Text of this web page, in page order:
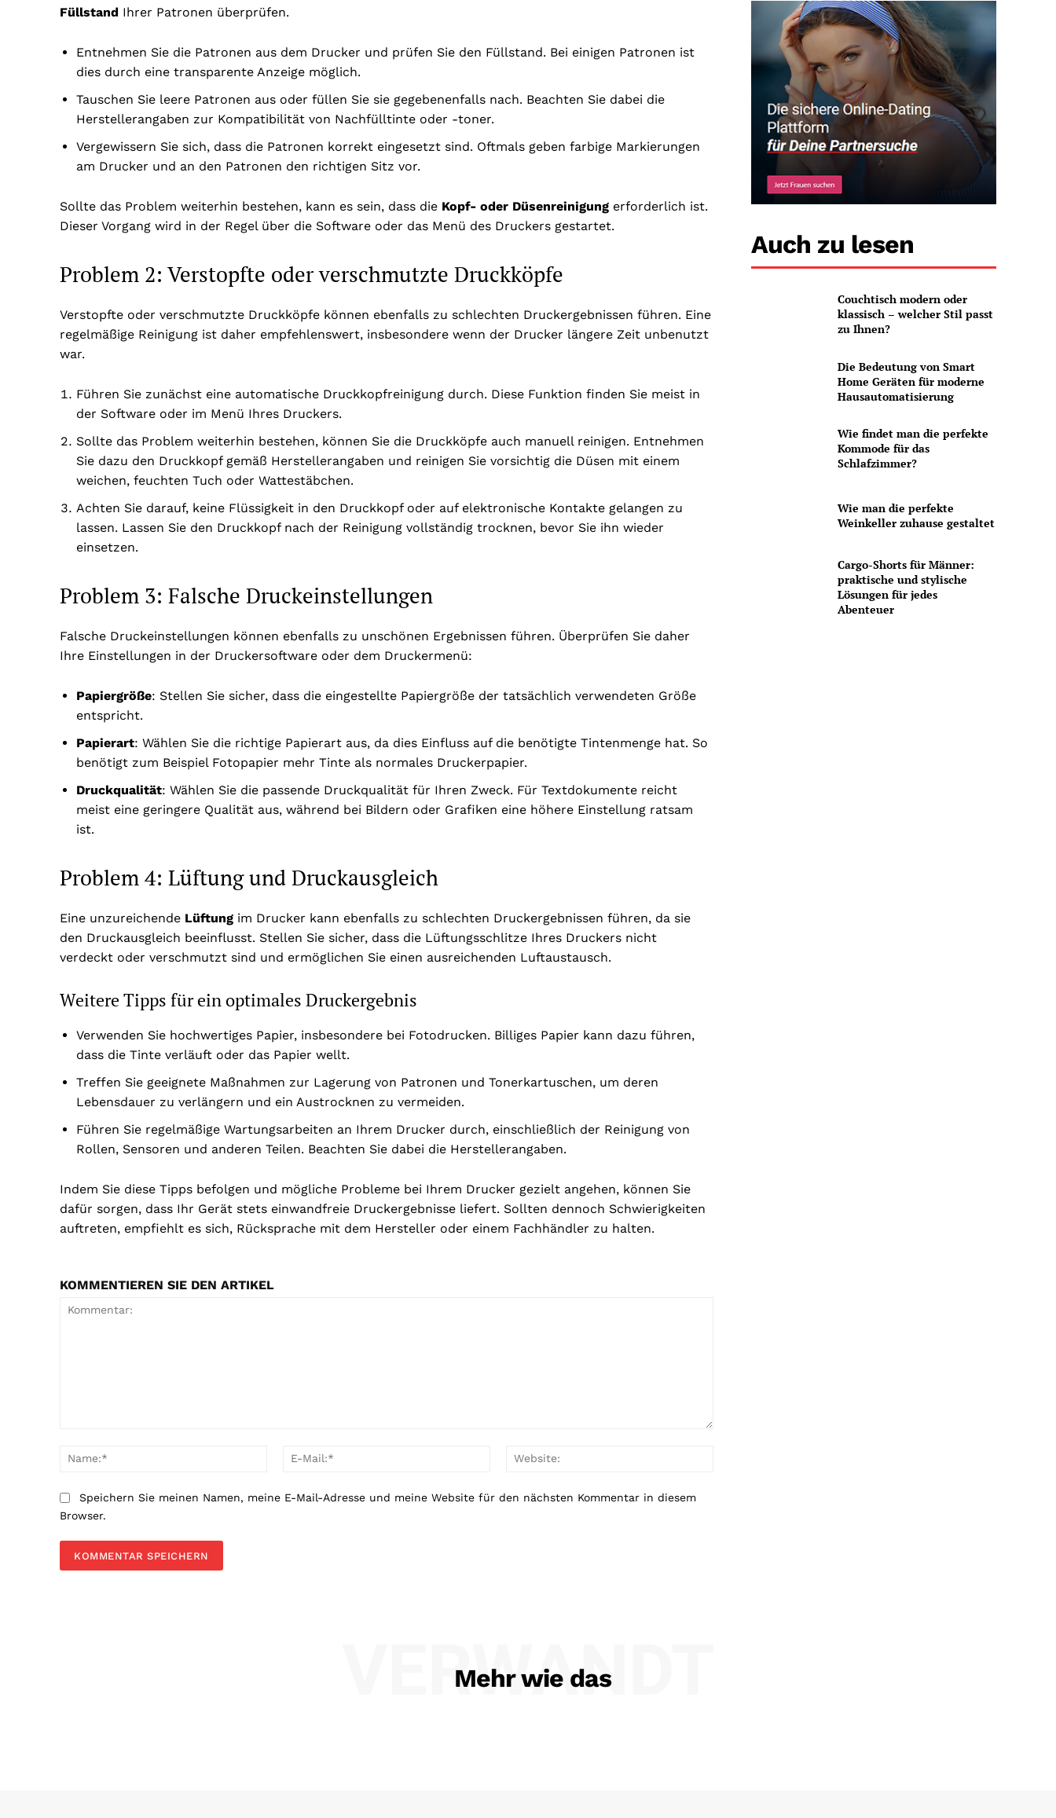
Füllstand Ihrer Patronen überprüfen.
Entnehmen Sie die Patronen aus dem Drucker und prüfen Sie den Füllstand. Bei einigen Patronen ist
dies durch eine transparente Anzeige möglich.
Tauschen Sie leere Patronen aus oder füllen Sie sie gegebenenfalls nach. Beachten Sie dabei die
Herstellerangaben zur Kompatibilität von Nachfülltinte oder -toner.
Vergewissern Sie sich, dass die Patronen korrekt eingesetzt sind. Oftmals geben farbige Markierungen
am Drucker und an den Patronen den richtigen Sitz vor.
Sollte das Problem weiterhin bestehen, kann es sein, dass die Kopf- oder Düsenreinigung erforderlich ist.
Dieser Vorgang wird in der Regel über die Software oder das Menü des Druckers gestartet.
Problem 2: Verstopfte oder verschmutzte Druckköpfe
Verstopfte oder verschmutzte Druckköpfe können ebenfalls zu schlechten Druckergebnissen führen. Eine
regelmäßige Reinigung ist daher empfehlenswert, insbesondere wenn der Drucker längere Zeit unbenutzt
war.
Führen Sie zunächst eine automatische Druckkopfreinigung durch. Diese Funktion finden Sie meist in
der Software oder im Menü Ihres Druckers.
Sollte das Problem weiterhin bestehen, können Sie die Druckköpfe auch manuell reinigen. Entnehmen
Sie dazu den Druckkopf gemäß Herstellerangaben und reinigen Sie vorsichtig die Düsen mit einem
weichen, feuchten Tuch oder Wattestäbchen.
Achten Sie darauf, keine Flüssigkeit in den Druckkopf oder auf elektronische Kontakte gelangen zu
lassen. Lassen Sie den Druckkopf nach der Reinigung vollständig trocknen, bevor Sie ihn wieder
einsetzen.
Problem 3: Falsche Druckeinstellungen
Falsche Druckeinstellungen können ebenfalls zu unschönen Ergebnissen führen. Überprüfen Sie daher
Ihre Einstellungen in der Druckersoftware oder dem Druckermenü:
Papiergröße: Stellen Sie sicher, dass die eingestellte Papiergröße der tatsächlich verwendeten Größe
entspricht.
Papierart: Wählen Sie die richtige Papierart aus, da dies Einfluss auf die benötigte Tintenmenge hat. So
benötigt zum Beispiel Fotopapier mehr Tinte als normales Druckerpapier.
Druckqualität: Wählen Sie die passende Druckqualität für Ihren Zweck. Für Textdokumente reicht
meist eine geringere Qualität aus, während bei Bildern oder Grafiken eine höhere Einstellung ratsam
ist.
Problem 4: Lüftung und Druckausgleich
Eine unzureichende Lüftung im Drucker kann ebenfalls zu schlechten Druckergebnissen führen, da sie
den Druckausgleich beeinflusst. Stellen Sie sicher, dass die Lüftungsschlitze Ihres Druckers nicht
verdeckt oder verschmutzt sind und ermöglichen Sie einen ausreichenden Luftaustausch.
Weitere Tipps für ein optimales Druckergebnis
Verwenden Sie hochwertiges Papier, insbesondere bei Fotodrucken. Billiges Papier kann dazu führen,
dass die Tinte verläuft oder das Papier wellt.
Treffen Sie geeignete Maßnahmen zur Lagerung von Patronen und Tonerkartuschen, um deren
Lebensdauer zu verlängern und ein Austrocknen zu vermeiden.
Führen Sie regelmäßige Wartungsarbeiten an Ihrem Drucker durch, einschließlich der Reinigung von
Rollen, Sensoren und anderen Teilen. Beachten Sie dabei die Herstellerangaben.
Indem Sie diese Tipps befolgen und mögliche Probleme bei Ihrem Drucker gezielt angehen, können Sie
dafür sorgen, dass Ihr Gerät stets einwandfreie Druckergebnisse liefert. Sollten dennoch Schwierigkeiten
auftreten, empfiehlt es sich, Rücksprache mit dem Hersteller oder einem Fachhändler zu halten.
KOMMENTIEREN SIE DEN ARTIKEL
Name:*
Speichern Sie meinen Namen, meine E-Mail-Adresse und meine Website für den nächsten Kommentar in diesem
Browser.
Auch zu lesen
Couchtisch modern oder
klassisch – welcher Stil passt
zu Ihnen?
Die Bedeutung von Smart
Home Geräten für moderne
Hausautomatisierung
Wie findet man die perfekte
Kommode für das
Schlafzimmer?
Wie man die perfekte
Weinkeller zuhause gestaltet
Cargo-Shorts für Männer:
praktische und stylische
Lösungen für jedes
Abenteuer
Mehr wie das
VERWANDT